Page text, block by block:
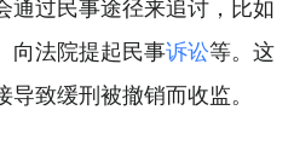
通过民事途径来追讨，比如
向法院提起民事诉讼等。这
致缓刑被撤销而收监。